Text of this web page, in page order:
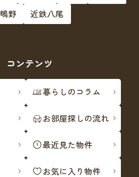
鴫野
近鉄八尾
コンテンツ
暮らしのコラム
お部屋探しの流れ
最近見た物件
お気に入り物件